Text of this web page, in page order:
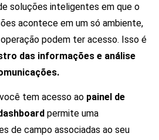
soluções inteligentes em que o
acontece em um só ambiente,
podem ter acesso. Isso é
das informações e análise
você tem acesso ao painel de
permite uma
de campo associadas ao seu